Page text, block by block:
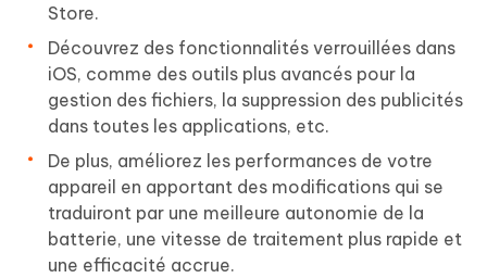
Store.
Découvrez des fonctionnalités verrouillées dans
iOS, comme des outils plus avancés pour la
gestion des fichiers, la suppression des publicités
dans toutes les applications, etc.
De plus, améliorez les performances de votre
appareil en apportant des modifications qui se
traduiront par une meilleure autonomie de la
batterie, une vitesse de traitement plus rapide et
une efficacité accrue.